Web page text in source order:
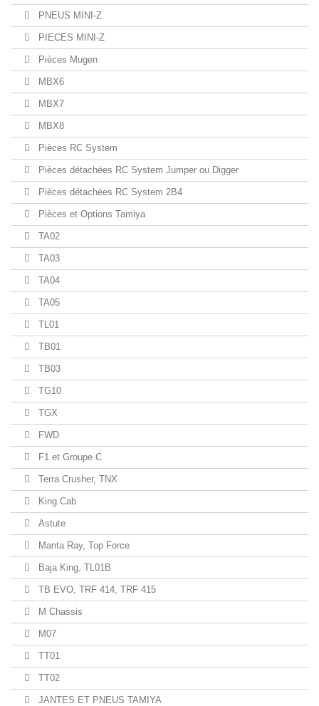
PNEUS MINI-Z
PIECES MINI-Z
Pièces Mugen
MBX6
MBX7
MBX8
Pièces RC System
Pièces détachées RC System Jumper ou Digger
Pièces détachées RC System 2B4
Pièces et Options Tamiya
TA02
TA03
TA04
TA05
TL01
TB01
TB03
TG10
TGX
FWD
F1 et Groupe C
Terra Crusher, TNX
King Cab
Astute
Manta Ray, Top Force
Baja King, TL01B
TB EVO, TRF 414, TRF 415
M Chassis
M07
TT01
TT02
JANTES ET PNEUS TAMIYA